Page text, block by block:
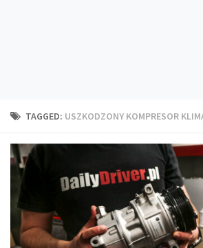
Technika jazdy
Kalkulatory
Przelicznik mocy
Auto z niemiec
Galerie
TAGGED: USZKODZONY KOMPRESOR